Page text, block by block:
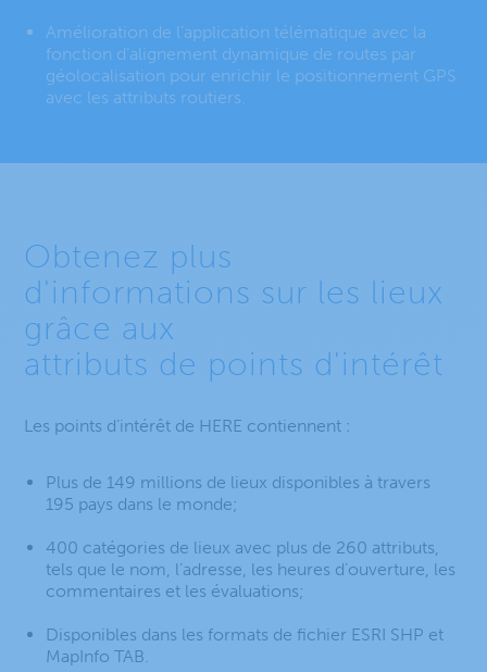
Amélioration de l’application télématique avec la
fonction d’alignement dynamique de routes par
géolocalisation pour enrichir le positionnement GPS
avec les attributs routiers.
Obtenez plus
d'informations sur les lieux
grâce aux
attributs de points d'intérêt
Les points d’intérêt de HERE contiennent :
Plus de 149 millions de lieux disponibles à travers
195 pays dans le monde;
400 catégories de lieux avec plus de 260 attributs,
tels que le nom, l’adresse, les heures d’ouverture, les
commentaires et les évaluations;
Disponibles dans les formats de fichier ESRI SHP et
MapInfo TAB.